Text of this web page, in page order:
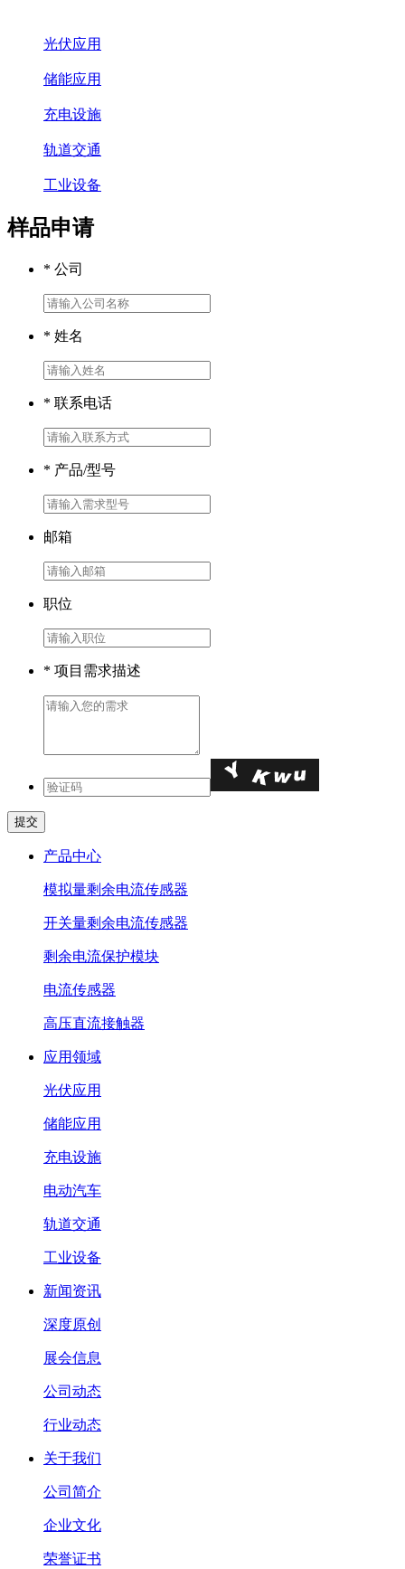
光伏应用
储能应用
充电设施
轨道交通
工业设备
样品申请
* 公司
* 姓名
* 联系电话
* 产品/型号
邮箱
职位
* 项目需求描述
产品中心
模拟量剩余电流传感器
开关量剩余电流传感器
剩余电流保护模块
电流传感器
高压直流接触器
应用领域
光伏应用
储能应用
充电设施
电动汽车
轨道交通
工业设备
新闻资讯
深度原创
展会信息
公司动态
行业动态
关于我们
公司简介
企业文化
荣誉证书